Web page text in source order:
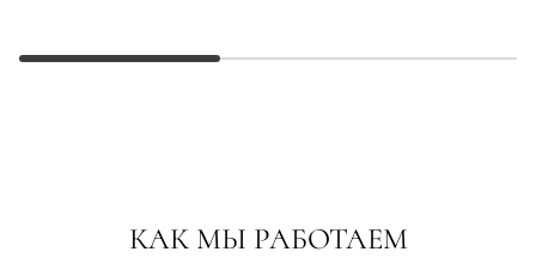
КАК МЫ РАБОТАЕМ